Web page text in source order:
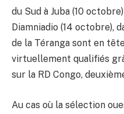
du Sud à Juba (10
Diamniadio (14 octobre),
de la Téranga sont en
virtuellement qualifiés
sur la RD Congo,
Au cas où la sélection